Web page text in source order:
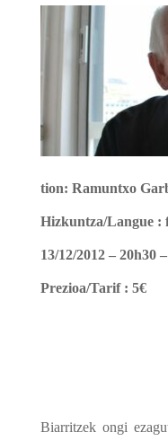
tion: Ramuntxo
Hizkuntza/Langue :
13/12/2012 – 20h30
Prezioa/Tarif : 5€
Biarritzek ongi